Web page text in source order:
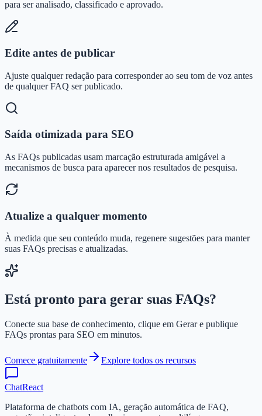
para ser analisado, classificado e aprovado.
Edite antes de publicar
Ajuste qualquer redação para corresponder ao seu tom de voz antes
de qualquer FAQ ser publicado.
Saída otimizada para SEO
As FAQs publicadas usam marcação estruturada amigável a
mecanismos de busca para aparecer nos resultados de pesquisa.
Atualize a qualquer momento
À medida que seu conteúdo muda, regenere sugestões para manter
suas FAQs precisas e atualizadas.
Está pronto para gerar suas FAQs?
Conecte sua base de conhecimento, clique em Gerar e publique
FAQs prontas para SEO em minutos.
Comece gratuitamente Explore todos os recursos
ChatReact
Plataforma de chatbots com IA, geração automática de FAQ,